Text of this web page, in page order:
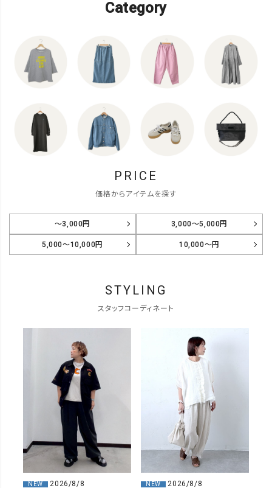
Category
PRICE
価格からアイテムを探す
～3,000円 3,000～5,000円
5,000～10,000円 10,000～円
STYLING
スタッフコーディネート
NEW
2026/8/8
NEW
2026/8/8